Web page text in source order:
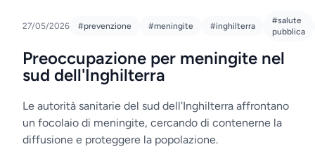
27/05/2026 #prevenzione #meningite #inghilterra
#salute
pubblica
Preoccupazione per meningite nel
sud dell'Inghilterra
Le autorità sanitarie del sud dell'Inghilterra affrontano
un focolaio di meningite, cercando di contenerne la
diffusione e proteggere la popolazione.